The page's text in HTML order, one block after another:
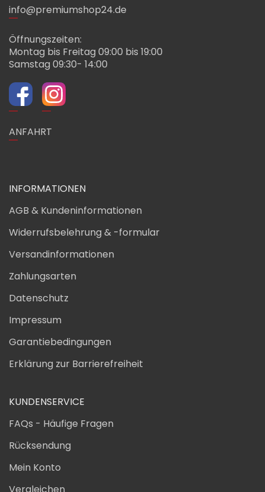
info@premiumshop24.de
Öffnungszeiten:
Montag bis Freitag 09:00 bis 19:00
Samstag 09:30- 14:00
ANFAHRT
INFORMATIONEN
AGB & Kundeninformationen
Widerrufsbelehrung & -formular
Versandinformationen
Zahlungsarten
Datenschutz
Impressum
Garantiebedingungen
Erklärung zur Barrierefreiheit
KUNDENSERVICE
FAQs - Häufige Fragen
Rücksendung
Mein Konto